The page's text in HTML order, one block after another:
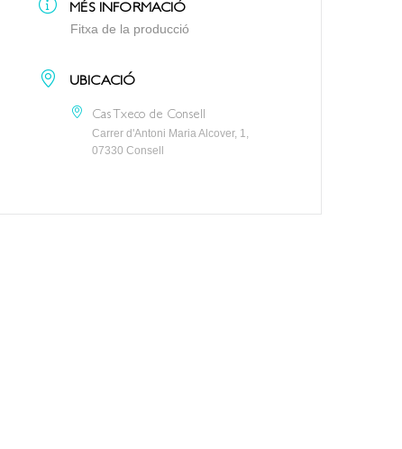
MÉS INFORMACIÓ
Fitxa de la producció
UBICACIÓ
Cas Txeco de Consell
Carrer d'Antoni Maria Alcover, 1,
07330 Consell